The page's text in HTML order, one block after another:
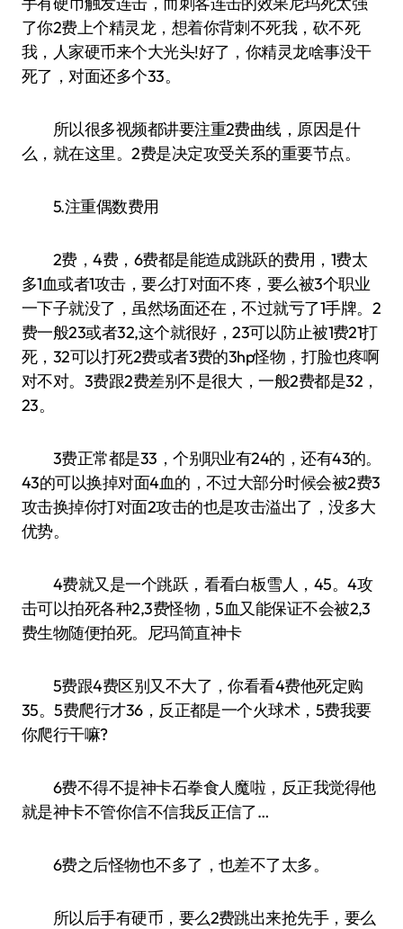
了你2费上个精灵龙，想着你背刺不死我，砍不死
我，人家硬币来个大光头!好了，你精灵龙啥事没干
死了，对面还多个33。
所以很多视频都讲要注重2费曲线，原因是什
么，就在这里。2费是决定攻受关系的重要节点。
5.注重偶数费用
2费，4费，6费都是能造成跳跃的费用，1费太
多1血或者1攻击，要么打对面不疼，要么被3个职业
一下子就没了，虽然场面还在，不过就亏了1手牌。2
费一般23或者32,这个就很好，23可以防止被1费21打
死，32可以打死2费或者3费的3hp怪物，打脸也疼啊
对不对。3费跟2费差别不是很大，一般2费都是32，
23。
3费正常都是33，个别职业有24的，还有43的。
43的可以换掉对面4血的，不过大部分时候会被2费3
攻击换掉你打对面2攻击的也是攻击溢出了，没多大
优势。
4费就又是一个跳跃，看看白板雪人，45。4攻
击可以拍死各种2,3费怪物，5血又能保证不会被2,3
费生物随便拍死。尼玛简直神卡
5费跟4费区别又不大了，你看看4费他死定购
35。5费爬行才36，反正都是一个火球术，5费我要
你爬行干嘛?
6费不得不提神卡石拳食人魔啦，反正我觉得他
就是神卡不管你信不信我反正信了…
6费之后怪物也不多了，也差不了太多。
所以后手有硬币，要么2费跳出来抢先手，要么